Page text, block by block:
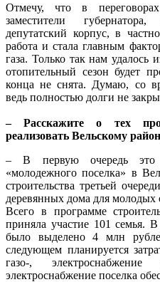
Отмечу, что в
заместители
депутатский корпус, в
работа и стала главным
газа. Только так нам удалось
отопительный сезон будет
конца не снята. Думаю, со
ведь полностью долги не
– Расскажите о тех
реализовать Вельскому
– В первую очередь это
«молодежного поселка» в
строительства третьей
деревянных дома для молодых
Всего в программе
приняла участие 101 семья.
было выделено 4 млн
следующем планируется
газо-,
электроснабжение поселка